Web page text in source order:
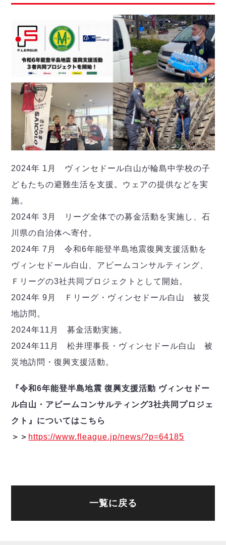
2024年 1月 ヴィンセドール白山が輪島中学校の子
どもたちの避難生活を支援。ウェアの提供などを実
施。
2024年 3月 リーグ全体での募金活動を実施し、石
川県の自治体へ寄付。
2024年 7月 令和6年能登半島地震復興支援活動を
ヴィンセドール白山、アビームコンサルティング、
Ｆリーグの3社共同プロジェクトとして開始。
2024年 9月 Ｆリーグ・ヴィンセドール白山 被災
地訪問。
2024年11月 募金活動実施。
2024年11月 松井理事長・ヴィンセドール白山 被
災地訪問・復興支援活動。
『令和6年能登半島地震 復興支援活動 ヴィンセドー
ル白山・アビームコンサルティング3社共同プロジェ
クト』についてはこちら
＞＞ https://www.fleague.jp/news/?p=64185
一覧に戻る